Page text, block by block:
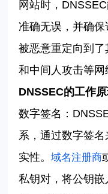
网站时， DNSSEC
准确无误，并确
被恶意重定向到
和中间人攻击等网
DNSSEC的工作
数字签名：
系，通过数字签名
实性。域名注册商
私钥对，将公钥嵌